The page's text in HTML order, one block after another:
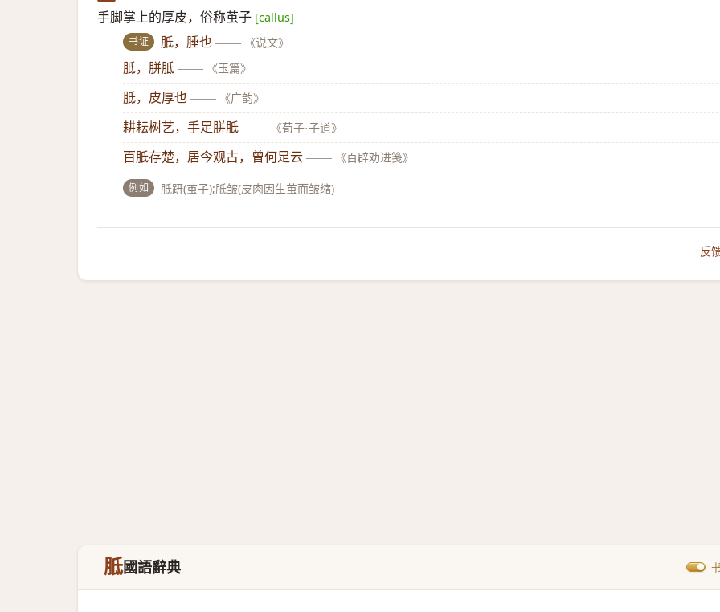
手脚掌上的厚皮，俗称茧子 [callus]
书证 胝，腄也 —— 《说文》
胝，胼胝 —— 《玉篇》
胝，皮厚也 —— 《广韵》
耕耘树艺，手足胼胝 —— 《荀子·子道》
百胝存楚，居今观古，曾何足云 —— 《百辟劝进笺》
例如 胝趼(茧子);胝皱(皮肉因生茧而皱缩)
反
胝國語辭典